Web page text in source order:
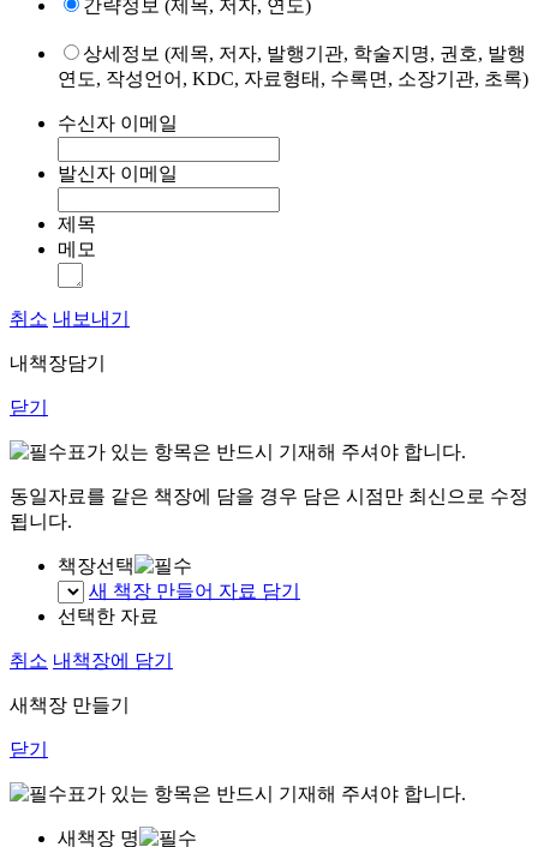
간략정보 (제목, 저자, 연도)
상세정보 (제목, 저자, 발행기관, 학술지명, 권호, 발행
연도, 작성언어, KDC, 자료형태, 수록면, 소장기관, 초록)
수신자 이메일
발신자 이메일
제목
메모
취소 내보내기
내책장담기
닫기
표가 있는 항목은 반드시 기재해 주셔야 합니다.
동일자료를 같은 책장에 담을 경우 담은 시점만 최신으로 수정
됩니다.
책장선택
새 책장 만들어 자료 담기
선택한 자료
취소 내책장에 담기
새책장 만들기
닫기
표가 있는 항목은 반드시 기재해 주셔야 합니다.
새책장 명